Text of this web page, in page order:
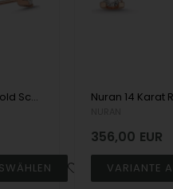
Nuran 14 kt Roségold Schmuckset, aus der Star 4 Grab Serie mit 3 x 0,03 ct Diamanten Wesselton SI
356,00 EUR